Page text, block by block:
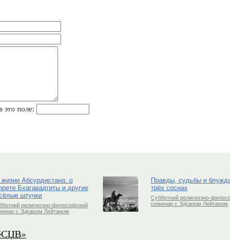
это поле:
жизни Абсурдистана: о
Бхагавадгиты и другие
штучки
религиозно-философский
с Эдгаром Лейтаном
Правды, судьбы и
трёх соснах
Субботний религиозно-
семинар с Эдгаром Лейтаном